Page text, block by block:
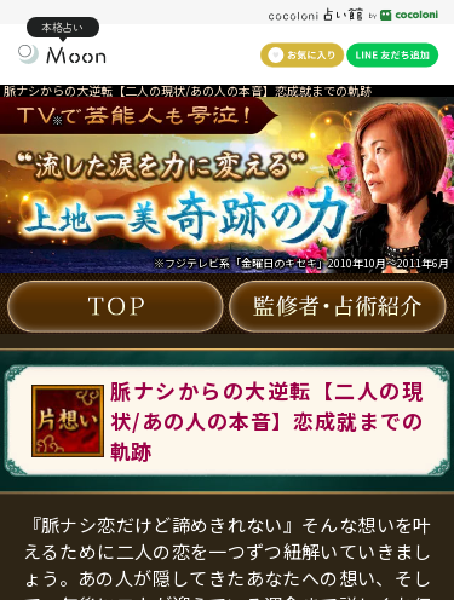
本格占い
脈ナシからの大逆転【二人の現状/あの人の本音】恋成就までの軌跡
※
※フジテレビ系「金曜日のキセキ」2010年10月～2011年6月
脈ナシからの大逆転【二人の現
状/あの人の本音】恋成就までの
軌跡
『脈ナシ恋だけど諦めきれない』そんな想いを叶
えるために二人の恋を一つずつ紐解いていきまし
ょう。あの人が隠してきたあなたへの想い、そし